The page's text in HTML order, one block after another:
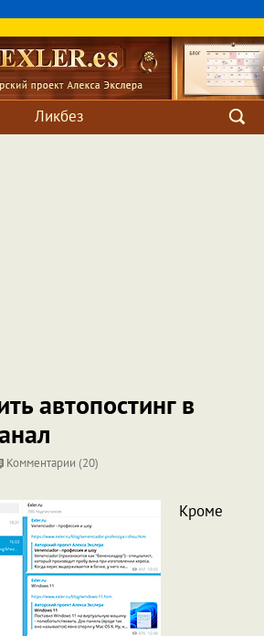
Ликбез
автопостинг в
Комментарии (20)
Кроме